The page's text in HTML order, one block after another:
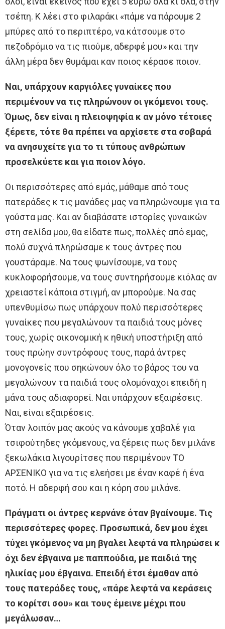
τσέπη. Κ λέει στο φιλαράκι «πάμε να πάρουμε 2
μπύρες από το περιπτέρο, να κάτσουμε στο
πεζοδρόμιο να τις πιούμε, αδερφέ μου» και την
άλλη μέρα δεν θυμάμαι καν ποιος κέρασε ποιον.
Ναι, υπάρχουν καργιόλες γυναίκες που
περιμένουν να τις πληρώνουν οι γκόμενοι τους.
Όμως, δεν είναι η πλειοψηφία κ αν μόνο τέτοιες
ξέρετε, τότε θα πρέπει να αρχίσετε στα σοβαρά
να ανησυχείτε για το τι τύπους ανθρώπων
προσελκύετε και για ποιον λόγο.
Οι περισσότερες από εμάς, μάθαμε από τους
πατεράδες κ τις μανάδες μας να πληρώνουμε για τα
γούστα μας. Και αν διαβάσατε ιστορίες γυναικών
στη σελίδα μου, θα είδατε πως, πολλές από εμας,
πολύ συχνά πληρώσαμε κ τους άντρες που
γουστάραμε. Να τους ψωνίσουμε, να τους
κυκλοφορήσουμε, να τους συντηρήσουμε κιόλας αν
χρειαστεί κάποια στιγμή, αν μπορούμε. Να σας
υπενθυμίσω πως υπάρχουν πολύ περισσότερες
γυναίκες που μεγαλώνουν τα παιδιά τους μόνες
τους, χωρίς οικονομική κ ηθική υποστήριξη από
τους πρώην συντρόφους τους, παρά άντρες
μονογονείς που σηκώνουν όλο το βάρος του να
μεγαλώνουν τα παιδιά τους ολομόναχοι επειδή η
μάνα τους αδιαφορεί. Ναι υπάρχουν εξαιρέσεις.
Ναι, είναι εξαιρέσεις.
Όταν λοιπόν μας ακούς να κάνουμε χαβαλέ για
τσιφούτηδες γκόμενους, να ξέρεις πως δεν μιλάνε
ξεκωλάκια λιγουρίτσες που περιμένουν ΤΟ
ΑΡΣΕΝΙΚΟ για να τις ελεήσει με έναν καφέ ή ένα
ποτό. Η αδερφή σου και η κόρη σου μιλάνε.
Πράγματι οι άντρες κερνάνε όταν βγαίνουμε. Τις
περισσότερες φορες. Προσωπικά, δεν μου έχει
τύχει γκόμενος να μη βγαλει λεφτά να πληρώσει κ
όχι δεν έβγαινα με παππούδια, με παιδιά της
ηλικίας μου έβγαινα. Επειδή έτσι έμαθαν από
τους πατεράδες τους, «πάρε λεφτά να κεράσεις
το κορίτσι σου» και τους έμεινε μέχρι που
μεγάλωσαν…